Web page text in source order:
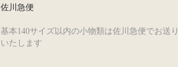
佐川急便
基本140サイズ以内の小物類は佐川急便でお送り
いたします